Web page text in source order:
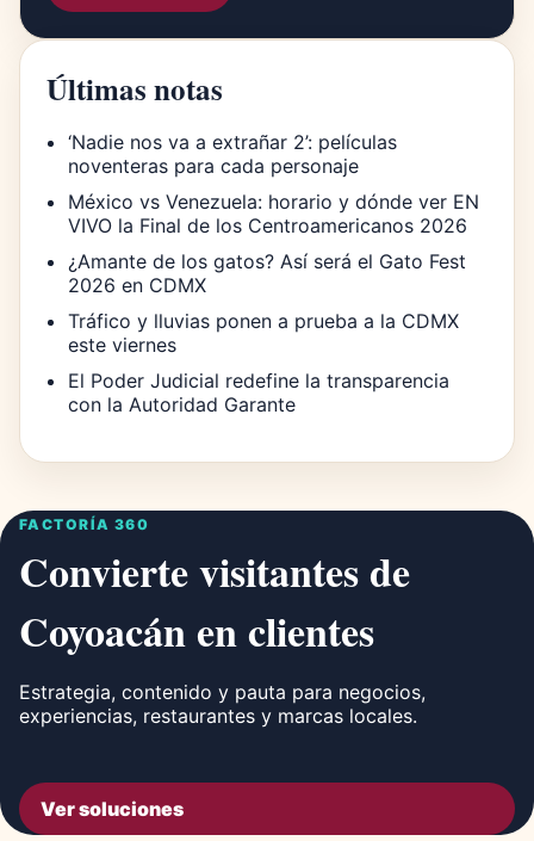
Últimas notas
‘Nadie nos va a extrañar 2’: películas
noventeras para cada personaje
México vs Venezuela: horario y dónde ver EN
VIVO la Final de los Centroamericanos 2026
¿Amante de los gatos? Así será el Gato Fest
2026 en CDMX
Tráfico y lluvias ponen a prueba a la CDMX
este viernes
El Poder Judicial redefine la transparencia
con la Autoridad Garante
FACTORÍA 360
Convierte visitantes de
Coyoacán en clientes
Estrategia, contenido y pauta para negocios,
experiencias, restaurantes y marcas locales.
Ver soluciones